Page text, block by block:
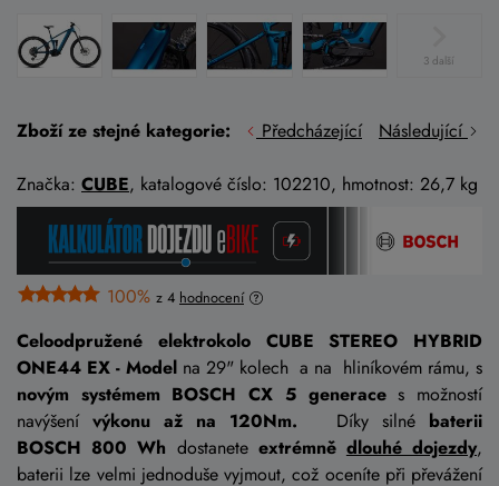
3 další
Zboží ze stejné kategorie: Předcházející Následující
Značka: CUBE, katalogové číslo: 102210, hmotnost: 26,7 kg
100% z 4 hodnocení
Celoodpružené elektrokolo CUBE STEREO HYBRID
ONE44 EX - Model na 29" kolech a na hliníkovém rámu, s
novým systémem BOSCH CX 5 generaces možností
navýšenívýkonu až na 120Nm. Díky silné baterii
BOSCH 800 Wh dostanete extrémně dlouhé dojezdy,
baterii lze velmi jednoduše vyjmout, což oceníte při převážení